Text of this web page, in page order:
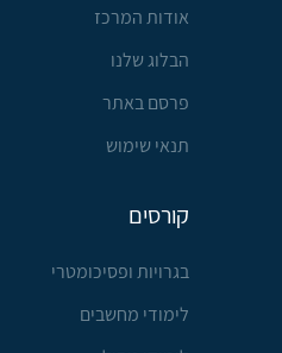
אודות המרכז
הבלוג שלנו
פרסם באתר
תנאי שימוש
קורסים
בגרויות ופסיכומטרי
לימודי מחשבים